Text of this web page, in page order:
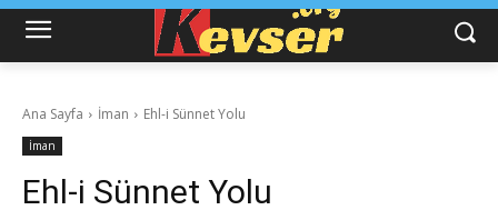
Ana Sayfa İman Ehl-i Sünnet Yolu
İman
Ehl-i Sünnet Yolu